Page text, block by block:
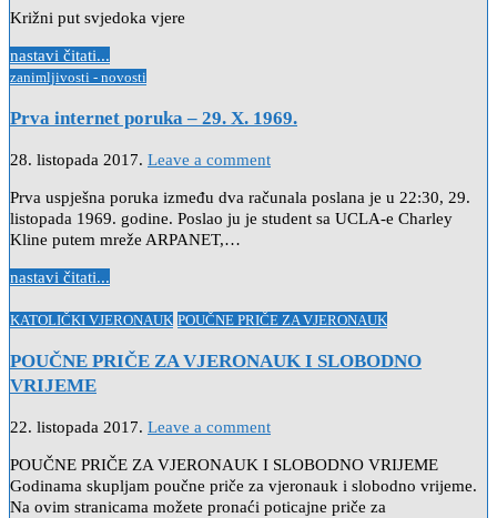
Križni put svjedoka vjere
nastavi čitati...
Posted
zanimljivosti - novosti
Prva internet poruka – 29. X. 1969.
28. listopada 2017. Leave a comment
Prva uspješna poruka između dva računala poslana je u 22:30, 29.
listopada 1969. godine. Poslao ju je student sa UCLA-e Charley
Kline putem mreže ARPANET,…
nastavi čitati...
Posted
KATOLIČKI VJERONAUK POUČNE PRIČE ZA VJERONAUK
POUČNE PRIČE ZA VJERONAUK I SLOBODNO
VRIJEME
22. listopada 2017. Leave a comment
POUČNE PRIČE ZA VJERONAUK I SLOBODNO VRIJEME
Godinama skupljam poučne priče za vjeronauk i slobodno vrijeme.
Na ovim stranicama možete pronaći poticajne priče za